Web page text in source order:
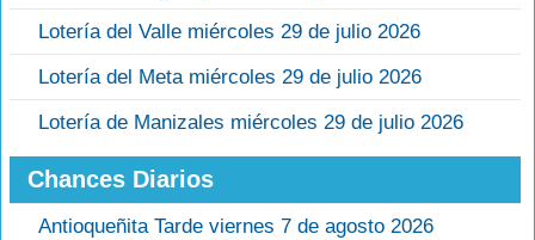
Lotería del Valle miércoles 29 de julio 2026
Lotería del Meta miércoles 29 de julio 2026
Lotería de Manizales miércoles 29 de julio 2026
Chances Diarios
Antioqueñita Tarde viernes 7 de agosto 2026